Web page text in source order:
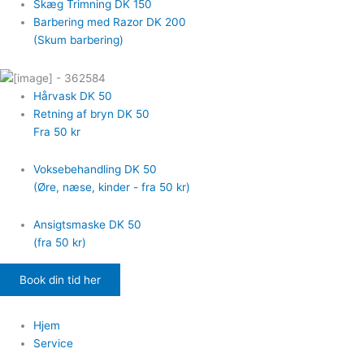
Skæg Trimning DK 150
Barbering med Razor DK 200
(Skum barbering)
Hårvask DK 50
Retning af bryn DK 50
Fra 50 kr
Voksebehandling DK 50
(Øre, næse, kinder - fra 50 kr)
Ansigtsmaske DK 50
(fra 50 kr)
Book din tid her
Hjem
Service